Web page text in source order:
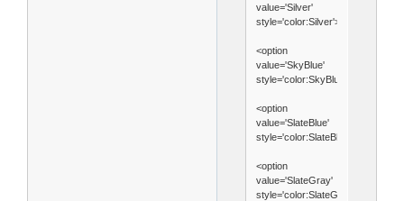
value='Silver'
style='color:Silver'>Silver</option>
<option
value='SkyBlue'
style='color:SkyBlue'>SkyBlue</
<option
value='SlateBlue'
<option
value='SlateGray'